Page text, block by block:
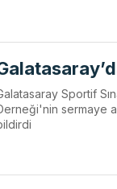
Sportif
sermaye